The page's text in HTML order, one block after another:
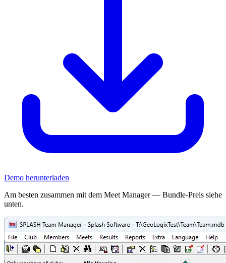
Demo herunterladen
Am besten zusammen mit dem Meet Manager — Bundle-Preis siehe
unten.